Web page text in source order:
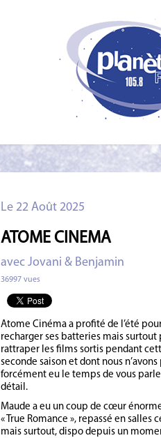
Le 22 Août 2025
ATOME CINEMA
avec Jovani & Benjamin
36997 vues
Atome Cinéma a profité de l’été
recharger ses batteries mais surtout
rattraper les films sortis pendant
seconde saison et dont nous n’avons
forcément eu le temps de vous
détail.
Maude a eu un coup de cœur
« True Romance », repassé en salles
mais surtout, dispo depuis un